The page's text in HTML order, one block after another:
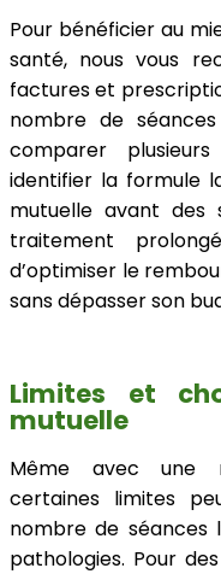
Pour bénéficier au
santé, nous vous
factures et
nombre de
comparer
identifier la formule
mutuelle avant des
traitement
d’optimiser le
sans dépasser son
Limites et
mutuelle
Même avec une
certaines limites
nombre de séances
pathologies. Pour